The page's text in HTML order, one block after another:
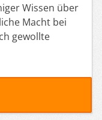
Wissen über
Macht bei
gewollte